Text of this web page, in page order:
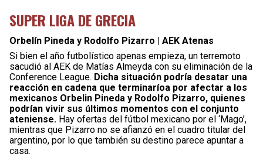
SUPER LIGA DE GRECIA
Orbelín Pineda y Rodolfo Pizarro | AEK Atenas
Si bien el año futbolístico apenas empieza, un terremoto
sacudió al AEK de Matías Almeyda con su eliminación de la
Conference League. Dicha situación podría desatar una
reacción en cadena que terminaríoa por afectar a los
mexicanos Orbelin Pineda y Rodolfo Pizarro, quienes
podrían vivir sus últimos momentos con el conjunto
ateniense. Hay ofertas del fútbol mexicano por el ‘Mago’,
mientras que Pizarro no se afianzó en el cuadro titular del
argentino, por lo que también su destino parece apuntar a
casa.